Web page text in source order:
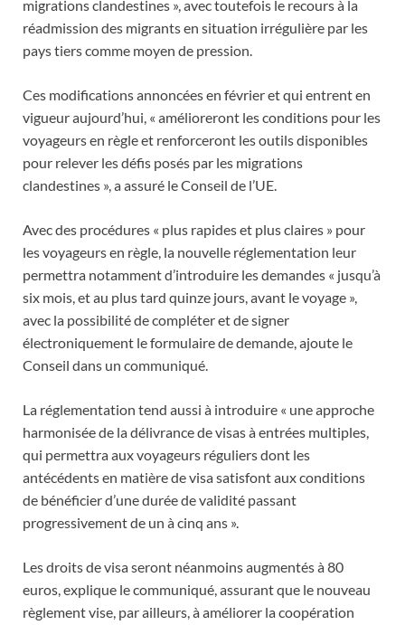
migrations clandestines », avec toutefois le recours à la
réadmission des migrants en situation irrégulière par les
pays tiers comme moyen de pression.
Ces modifications annoncées en février et qui entrent en
vigueur aujourd’hui, « amélioreront les conditions pour les
voyageurs en règle et renforceront les outils disponibles
pour relever les défis posés par les migrations
clandestines », a assuré le Conseil de l’UE.
Avec des procédures « plus rapides et plus claires » pour
les voyageurs en règle, la nouvelle réglementation leur
permettra notamment d’introduire les demandes « jusqu’à
six mois, et au plus tard quinze jours, avant le voyage »,
avec la possibilité de compléter et de signer
électroniquement le formulaire de demande, ajoute le
Conseil dans un communiqué.
La réglementation tend aussi à introduire « une approche
harmonisée de la délivrance de visas à entrées multiples,
qui permettra aux voyageurs réguliers dont les
antécédents en matière de visa satisfont aux conditions
de bénéficier d’une durée de validité passant
progressivement de un à cinq ans ».
Les droits de visa seront néanmoins augmentés à 80
euros, explique le communiqué, assurant que le nouveau
règlement vise, par ailleurs, à améliorer la coopération